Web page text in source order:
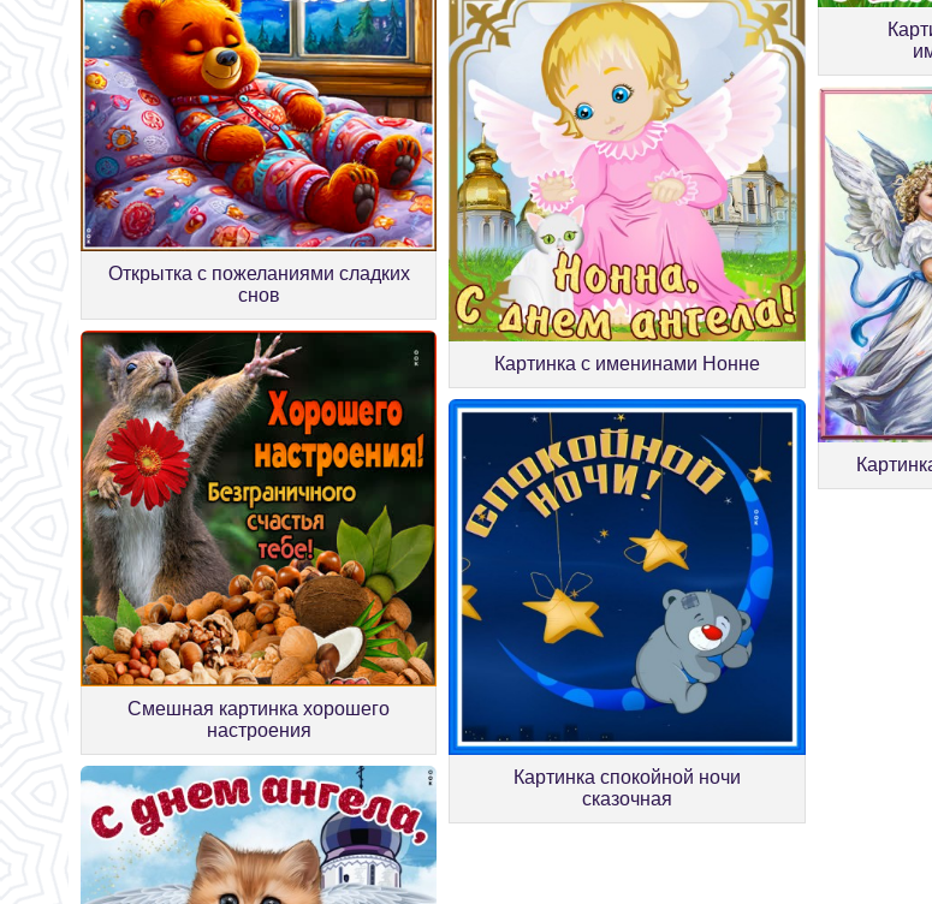
Открытка с пожеланиями сладких
снов
Смешная картинка хорошего
настроения
Картинка с именинами Нонне
Картинка спокойной ночи
сказочная